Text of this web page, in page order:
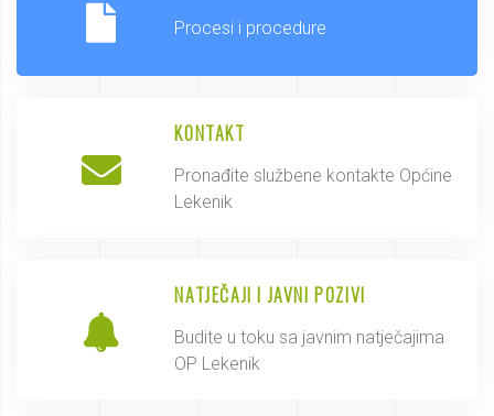
Procesi i procedure
KONTAKT
Pronađite službene kontakte Općine
Lekenik
NATJEČAJI I JAVNI POZIVI
Budite u toku sa javnim natječajima
OP Lekenik